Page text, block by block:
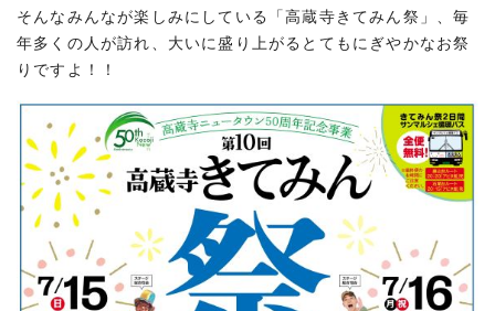
そんなみんなが楽しみにしている「高蔵寺きてみん祭」、毎
年多くの人が訪れ、大いに盛り上がるとてもにぎやかなお祭
りですよ！！